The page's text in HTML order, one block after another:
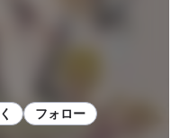
フォロー